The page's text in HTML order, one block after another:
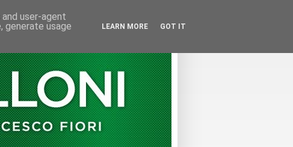
user-agent
generate usage
LEARN MORE GOT IT